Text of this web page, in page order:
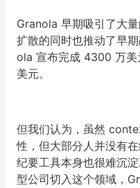
Granola 早期吸引了大
扩散的同时也推动了早
ola 宣布完成 4300 万
美元。
但我们认为，虽然
性，但大部分人并没有
纪要工具本身也很难沉
型公司切入这个领域，